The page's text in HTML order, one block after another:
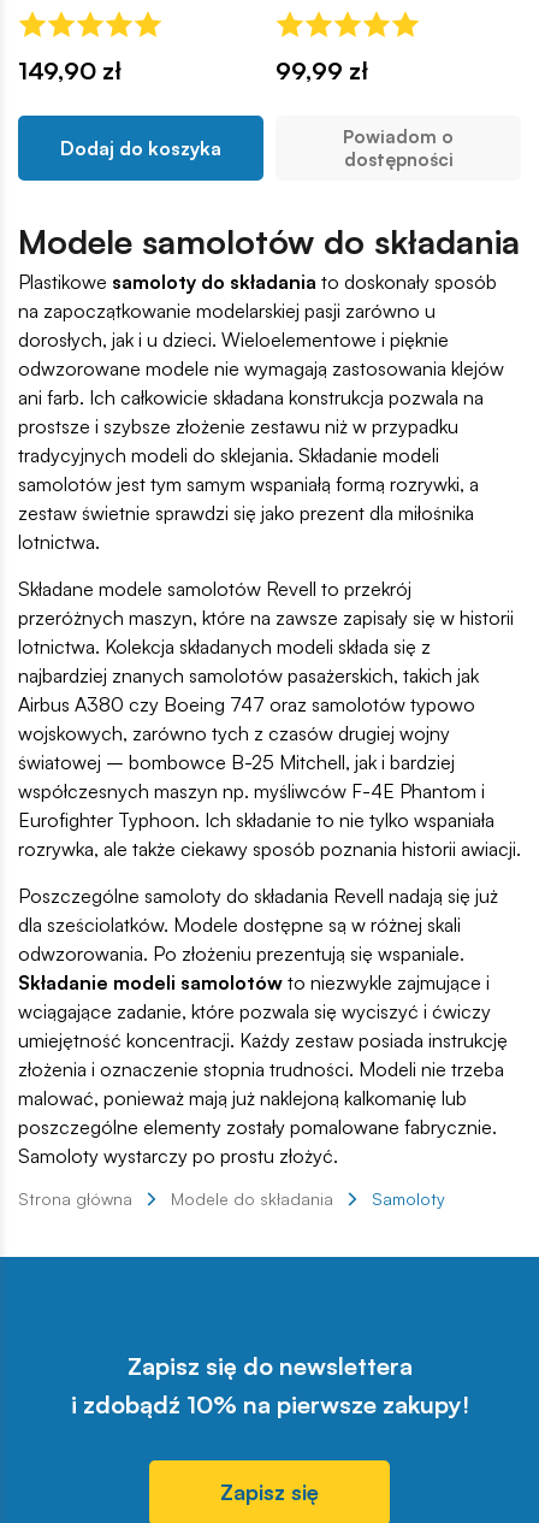
149,90 zł
Dodaj do koszyka
99,99 zł
Powiadom o
dostępności
Modele samolotów do składania
Plastikowe samoloty do składania to doskonały sposób
na zapoczątkowanie modelarskiej pasji zarówno u
dorosłych, jak i u dzieci. Wieloelementowe i pięknie
odwzorowane modele nie wymagają zastosowania klejów
ani farb. Ich całkowicie składana konstrukcja pozwala na
prostsze i szybsze złożenie zestawu niż w przypadku
tradycyjnych modeli do sklejania. Składanie modeli
samolotów jest tym samym wspaniałą formą rozrywki, a
zestaw świetnie sprawdzi się jako prezent dla miłośnika
lotnictwa.
Składane modele samolotów Revell to przekrój
przeróżnych maszyn, które na zawsze zapisały się w historii
lotnictwa. Kolekcja składanych modeli składa się z
najbardziej znanych samolotów pasażerskich, takich jak
Airbus A380 czy Boeing 747 oraz samolotów typowo
wojskowych, zarówno tych z czasów drugiej wojny
światowej – bombowce B-25 Mitchell, jak i bardziej
współczesnych maszyn np. myśliwców F-4E Phantom i
Eurofighter Typhoon. Ich składanie to nie tylko wspaniała
rozrywka, ale także ciekawy sposób poznania historii awiacji.
Poszczególne samoloty do składania Revell nadają się już
dla sześciolatków. Modele dostępne są w różnej skali
odwzorowania. Po złożeniu prezentują się wspaniale.
Składanie modeli samolotów to niezwykle zajmujące i
wciągające zadanie, które pozwala się wyciszyć i ćwiczy
umiejętność koncentracji. Każdy zestaw posiada instrukcję
złożenia i oznaczenie stopnia trudności. Modeli nie trzeba
malować, ponieważ mają już naklejoną kalkomanię lub
poszczególne elementy zostały pomalowane fabrycznie.
Samoloty wystarczy po prostu złożyć.
Strona główna Modele do składania Samoloty
Zapisz się do newslettera
i zdobądź 10% na pierwsze zakupy!
Zapisz się